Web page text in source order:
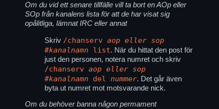
Om du vid ett senare tillfälle vill ta bort en AOp eller
SOp från kanalens lista för att de har visat sig
opålitliga, lämnat IRC eller annat
Skriv /chanservaop eller sop
#kanalnamn list. När du hittat den post för
just den personen, notera numret och skriv
/chanservaop eller sop
#kanalnamn del nummer. Det går även
byta ut numret mot motsvarande nick.
Om du behöver banna någon permament